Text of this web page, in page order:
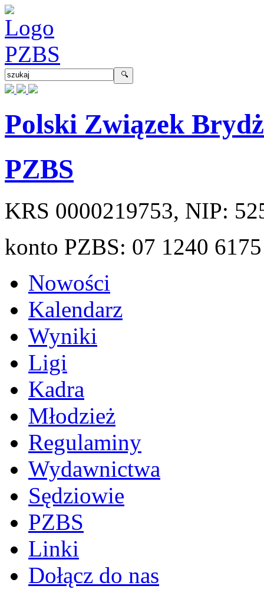
Polski Związek
PZBS
KRS 0000219753, NIP:
konto PZBS: 07 1240
Nowości
Kalendarz
Wyniki
Ligi
Kadra
Młodzież
Regulaminy
Wydawnictwa
Sędziowie
PZBS
Linki
Dołącz do nas